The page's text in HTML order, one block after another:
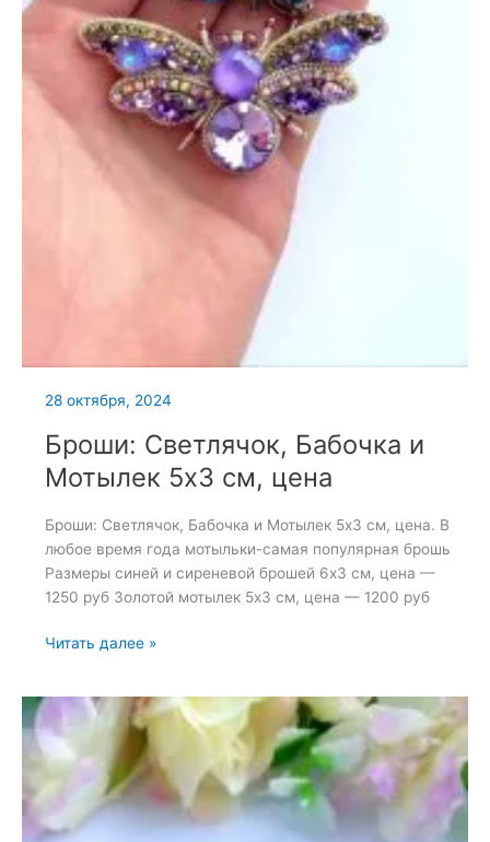
28 октября, 2024
Броши: Светлячок, Бабочка и
Мотылек 5х3 см, цена
Броши: Светлячок, Бабочка и Мотылек 5х3 см, цена. В
любое время года мотыльки-самая популярная брошь
Размеры синей и сиреневой брошей 6х3 см, цена —
1250 руб Золотой мотылек 5х3 см, цена — 1200 руб
Броши:
Мотылек
5х3
см,
цена
Читать далее »